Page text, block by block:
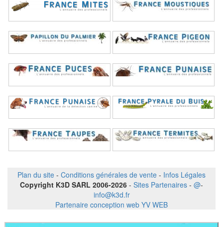
Plan du site - Conditions générales de vente - Infos Légales
Copyright K3D SARL 2006-2026 - Sites Partenaires - @-
info@k3d.fr
Partenaire conception web YV WEB